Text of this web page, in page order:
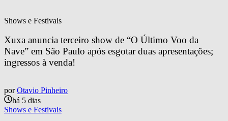
Shows e Festivais
Xuxa anuncia terceiro show de “O Último Voo da
Nave” em São Paulo após esgotar duas apresentações;
ingressos à venda!
por Otavio Pinheiro
há 5 dias
Shows e Festivais